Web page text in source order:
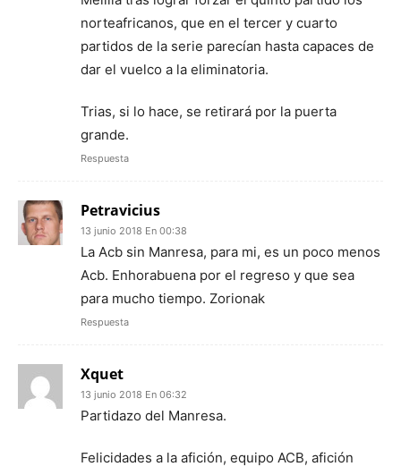
norteafricanos, que en el tercer y cuarto
partidos de la serie parecían hasta capaces de
dar el vuelco a la eliminatoria.
Trias, si lo hace, se retirará por la puerta
grande.
Respuesta
Petravicius
13 junio 2018 En 00:38
La Acb sin Manresa, para mi, es un poco menos
Acb. Enhorabuena por el regreso y que sea
para mucho tiempo. Zorionak
Respuesta
Xquet
13 junio 2018 En 06:32
Partidazo del Manresa.
Felicidades a la afición, equipo ACB, afición